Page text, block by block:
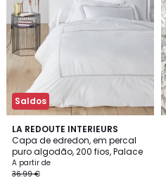
Saldos
LA REDOUTE INTERIEURS
Capa de edredon, em percal
puro algodão, 200 fios, Palace
A partir de
36.99 €
4,3
/ 5